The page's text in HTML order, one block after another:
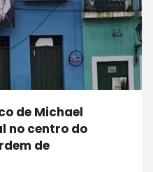
de Michael
no centro do
de